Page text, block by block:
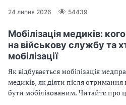
24 липня 2026 54439
Мобілізація медиків:
на військову службу та
мобілізації
Як відбувається мобілізація
медиків, як діяти після
бути мобілізованим. Читайте про